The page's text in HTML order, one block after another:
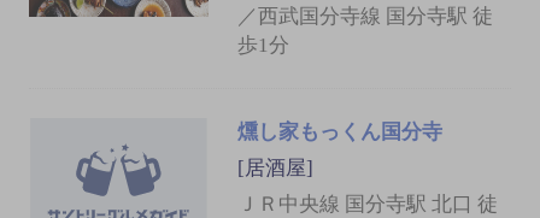
／西武国分寺線 国分寺駅 徒
歩1分
燻し家もっくん国分寺
[居酒屋]
ＪＲ中央線 国分寺駅 北口 徒